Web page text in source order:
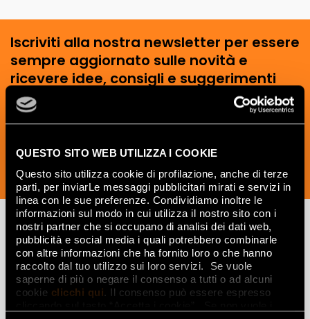
QUESTO SITO WEB UTILIZZA I COOKIE
Questo sito utilizza cookie di profilazione, anche di terze
parti, per inviarLe messaggi pubblicitari mirati e servizi in
linea con le sue preferenze. Condividiamo inoltre le
informazioni sul modo in cui utilizza il nostro sito con i
nostri partner che si occupano di analisi dei dati web,
pubblicità e social media i quali potrebbero combinarle
con altre informazioni che ha fornito loro o che hanno
raccolto dal tuo utilizzo sui loro servizi. Se vuole
saperne di più o negare il consenso a tutti o ad alcuni
cookie clicchi qui. Il consenso può essere espresso
Iscriviti alla nostra newsletter per essere
sempre aggiornato sulle novità e
ricevere idee, consigli e suggerimenti
del mondo della ceramica e dell’interior
design.
ISCRIVITI ORA
Lasciati
ispirare
da ambienti